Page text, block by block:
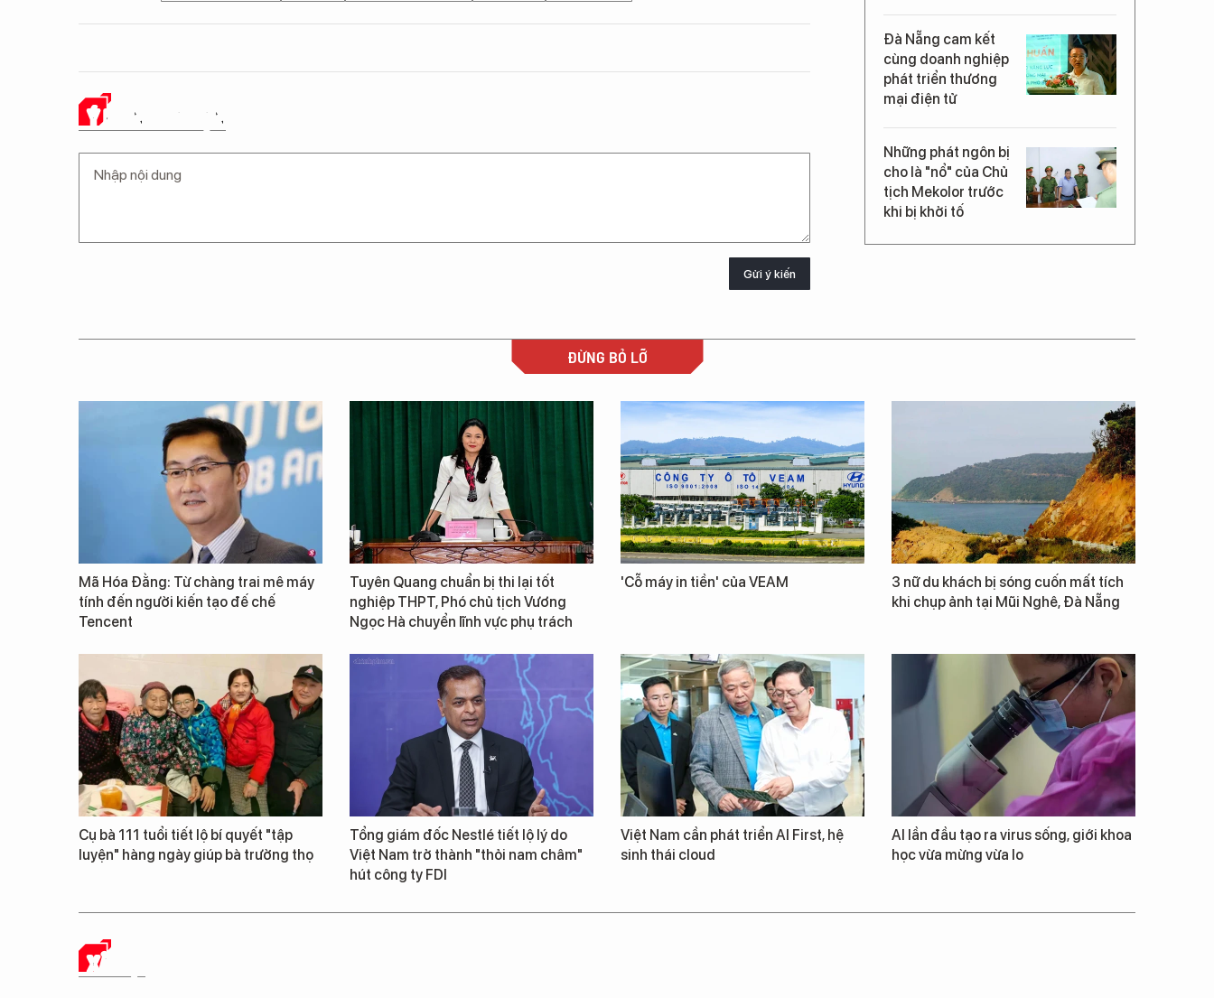
Ý KIẾN CỦA BẠN
Gửi ý kiến
Đà Nẵng cam kết
cùng doanh nghiệp
phát triển thương
mại điện tử
Những phát ngôn bị
cho là "nổ" của Chủ
tịch Mekolor trước
khi bị khởi tố
ĐỪNG BỎ LỠ
Mã Hóa Đằng: Từ chàng trai mê máy
tính đến người kiến tạo đế chế
Tencent
Tuyên Quang chuẩn bị thi lại tốt
nghiệp THPT, Phó chủ tịch Vương
Ngọc Hà chuyển lĩnh vực phụ trách
'Cỗ máy in tiền' của VEAM
3 nữ du khách bị sóng cuốn mất tích
khi chụp ảnh tại Mũi Nghê, Đà Nẵng
Cụ bà 111 tuổi tiết lộ bí quyết "tập
luyện" hàng ngày giúp bà trường thọ
Tổng giám đốc Nestlé tiết lộ lý do
Việt Nam trở thành "thỏi nam châm"
hút công ty FDI
Việt Nam cần phát triển AI First, hệ
sinh thái cloud
AI lần đầu tạo ra virus sống, giới khoa
học vừa mừng vừa lo
XÃ HỘI